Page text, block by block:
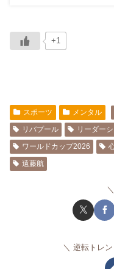
+1
スポーツ メンタル
リバプール
リーダー
ワールドカップ2026
遠藤航
逆転トレ